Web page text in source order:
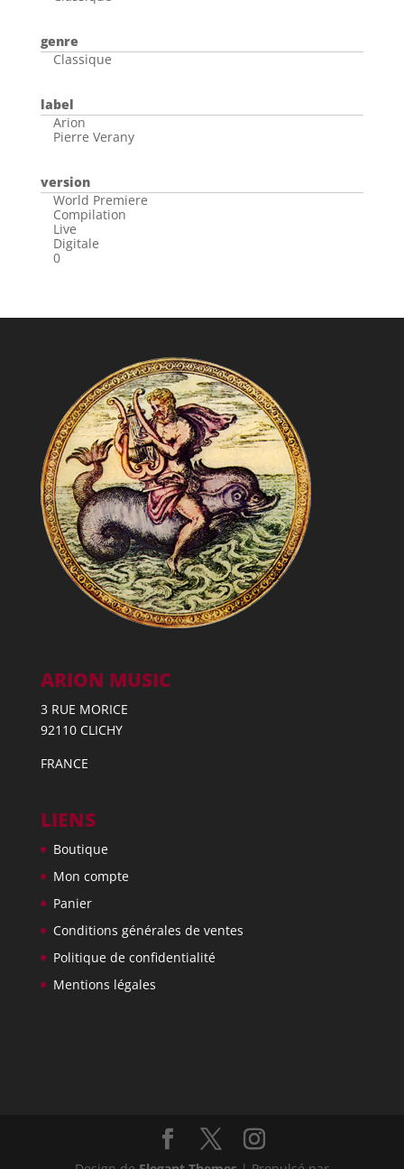
genre
Classique
label
Arion
Pierre Verany
version
World Premiere
Compilation
Live
Digitale
0
ARION MUSIC
3 RUE MORICE
92110 CLICHY
FRANCE
LIENS
Boutique
Mon compte
Panier
Conditions générales de ventes
Politique de confidentialité
Mentions légales